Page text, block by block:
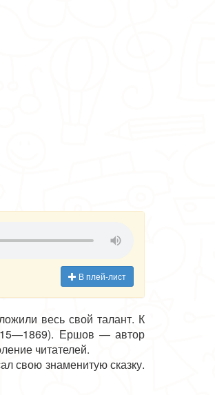
В плей-лист
весь свой талант. К
Ершов — автор
читателей.
свою знаменитую сказку.